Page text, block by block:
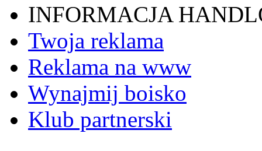
INFORMACJA
Twoja reklama
Reklama na www
Wynajmij boisko
Klub partnerski